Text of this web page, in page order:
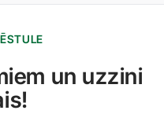
un uzzini